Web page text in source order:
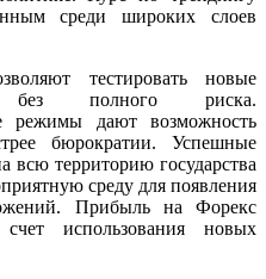
среди широких слоев
тестировать новые
без полного риска.
режимы дают возможность
бюрократии. Успешные
всю территорию государства
среду для появления
Прибыль на Форекс
использования новых